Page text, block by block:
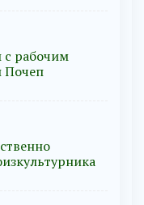
рабочим
Почеп